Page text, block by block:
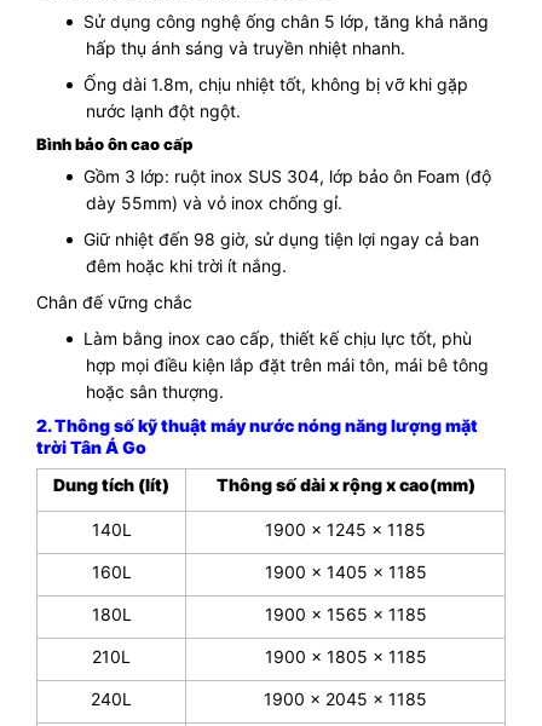
Sử dụng công nghệ ống chân 5 lớp, tăng khả năng
hấp thụ ánh sáng và truyền nhiệt nhanh.
Ống dài 1.8m, chịu nhiệt tốt, không bị vỡ khi gặp
nước lạnh đột ngột.
Bình bảo ôn cao cấp
Gồm 3 lớp: ruột inox SUS 304, lớp bảo ôn Foam (độ
dày 55mm) và vỏ inox chống gỉ.
Giữ nhiệt đến 98 giờ, sử dụng tiện lợi ngay cả ban
đêm hoặc khi trời ít nắng.
Chân đế vững chắc
Làm bằng inox cao cấp, thiết kế chịu lực tốt, phù
hợp mọi điều kiện lắp đặt trên mái tôn, mái bê tông
hoặc sân thượng.
2. Thông số kỹ thuật máy nước nóng năng lượng mặt
trời Tân Á Go
Dung tích (lít)
Thông số dài x rộng x cao(mm)
140L 1900 x 1245 x 1185
160L 1900 x 1405 x 1185
180L 1900 x 1565 x 1185
210L 1900 x 1805 x 1185
240L 1900 x 2045 x 1185